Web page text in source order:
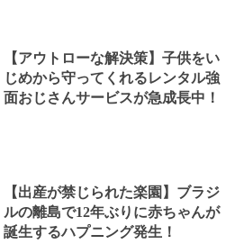
【アウトローな解決策】子供をい
じめから守ってくれるレンタル強
面おじさんサービスが急成長中！
【出産が禁じられた楽園】ブラジ
ルの離島で12年ぶりに赤ちゃんが
誕生するハプニング発生！